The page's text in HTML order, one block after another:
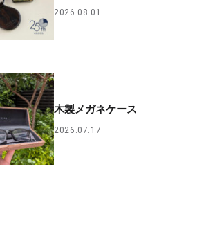
2026.08.01
木製メガネケース
2026.07.17